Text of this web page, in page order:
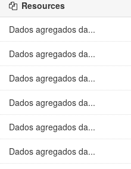
Resources
Dados agregados da...
Dados agregados da...
Dados agregados da...
Dados agregados da...
Dados agregados da...
Dados agregados da...